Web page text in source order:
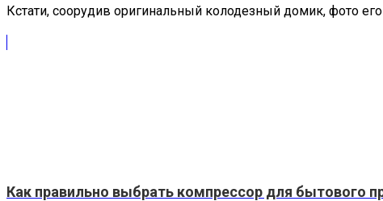
Кстати, соорудив оригинальный колодезный домик, фото
Как правильно выбрать компрессор для бытового